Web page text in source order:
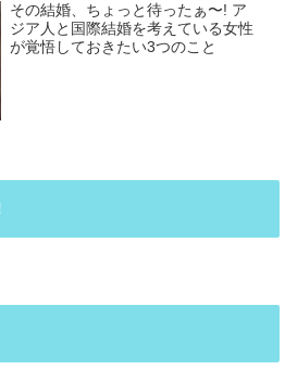
その結婚、ちょっと待ったぁ〜! ア
ジア人と国際結婚を考えている女性
が覚悟しておきたい3つのこと